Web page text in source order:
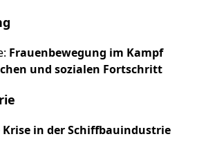
Frauenbewegung im Kampf
und sozialen Fortschritt
Krise in der Schiffbauindustrie